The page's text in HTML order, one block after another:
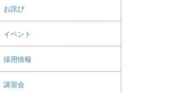
お詫び
イベント
採用情報
講習会